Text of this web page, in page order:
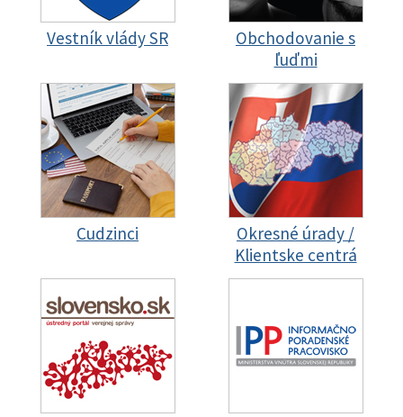
Vestník vlády SR
Obchodovanie s
ľuďmi
Cudzinci
Okresné úrady /
Klientske centrá